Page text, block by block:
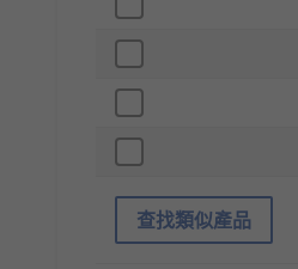
查找類似產品